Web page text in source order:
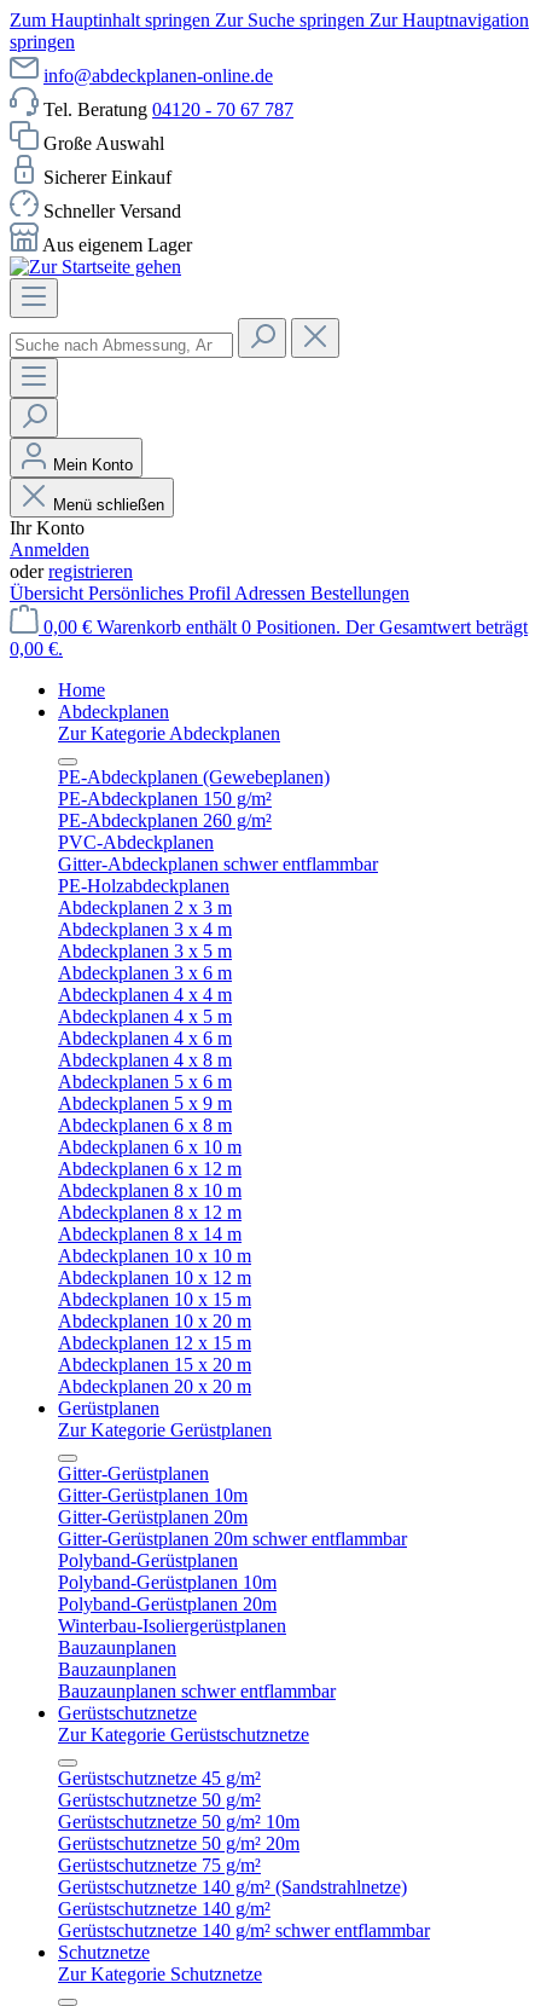
Zum Hauptinhalt springen Zur Suche springen Zur Hauptnavigation
springen
info@abdeckplanen-online.de
Tel. Beratung 04120 - 70 67 787
Große Auswahl
Sicherer Einkauf
Schneller Versand
Aus eigenem Lager
Mein Konto
Menü schließen
Ihr Konto
Anmelden
oderregistrieren
Übersicht Persönliches Profil Adressen Bestellungen
0,00 € Warenkorb enthält 0 Positionen. Der Gesamtwert beträgt
0,00 €.
Home
Abdeckplanen
Zur Kategorie Abdeckplanen
PE-Abdeckplanen (Gewebeplanen)
PE-Abdeckplanen 150 g/m²
PE-Abdeckplanen 260 g/m²
PVC-Abdeckplanen
Gitter-Abdeckplanen schwer entflammbar
PE-Holzabdeckplanen
Abdeckplanen 2 x 3 m
Abdeckplanen 3 x 4 m
Abdeckplanen 3 x 5 m
Abdeckplanen 3 x 6 m
Abdeckplanen 4 x 4 m
Abdeckplanen 4 x 5 m
Abdeckplanen 4 x 6 m
Abdeckplanen 4 x 8 m
Abdeckplanen 5 x 6 m
Abdeckplanen 5 x 9 m
Abdeckplanen 6 x 8 m
Abdeckplanen 6 x 10 m
Abdeckplanen 6 x 12 m
Abdeckplanen 8 x 10 m
Abdeckplanen 8 x 12 m
Abdeckplanen 8 x 14 m
Abdeckplanen 10 x 10 m
Abdeckplanen 10 x 12 m
Abdeckplanen 10 x 15 m
Abdeckplanen 10 x 20 m
Abdeckplanen 12 x 15 m
Abdeckplanen 15 x 20 m
Abdeckplanen 20 x 20 m
Gerüstplanen
Zur Kategorie Gerüstplanen
Gitter-Gerüstplanen
Gitter-Gerüstplanen 10m
Gitter-Gerüstplanen 20m
Gitter-Gerüstplanen 20m schwer entflammbar
Polyband-Gerüstplanen
Polyband-Gerüstplanen 10m
Polyband-Gerüstplanen 20m
Winterbau-Isoliergerüstplanen
Bauzaunplanen
Bauzaunplanen
Bauzaunplanen schwer entflammbar
Gerüstschutznetze
Zur Kategorie Gerüstschutznetze
Gerüstschutznetze 45 g/m²
Gerüstschutznetze 50 g/m²
Gerüstschutznetze 50 g/m² 10m
Gerüstschutznetze 50 g/m² 20m
Gerüstschutznetze 75 g/m²
Gerüstschutznetze 140 g/m² (Sandstrahlnetze)
Gerüstschutznetze 140 g/m²
Gerüstschutznetze 140 g/m² schwer entflammbar
Schutznetze
Zur Kategorie Schutznetze